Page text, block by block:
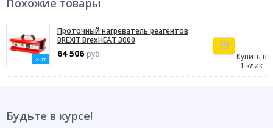
Похожие товары
ХИТ
Проточный нагреватель реагентов
BREXIT BrexHEAT 3000
64 506 руб.
Купить в
1 клик
Будьте в курсе!